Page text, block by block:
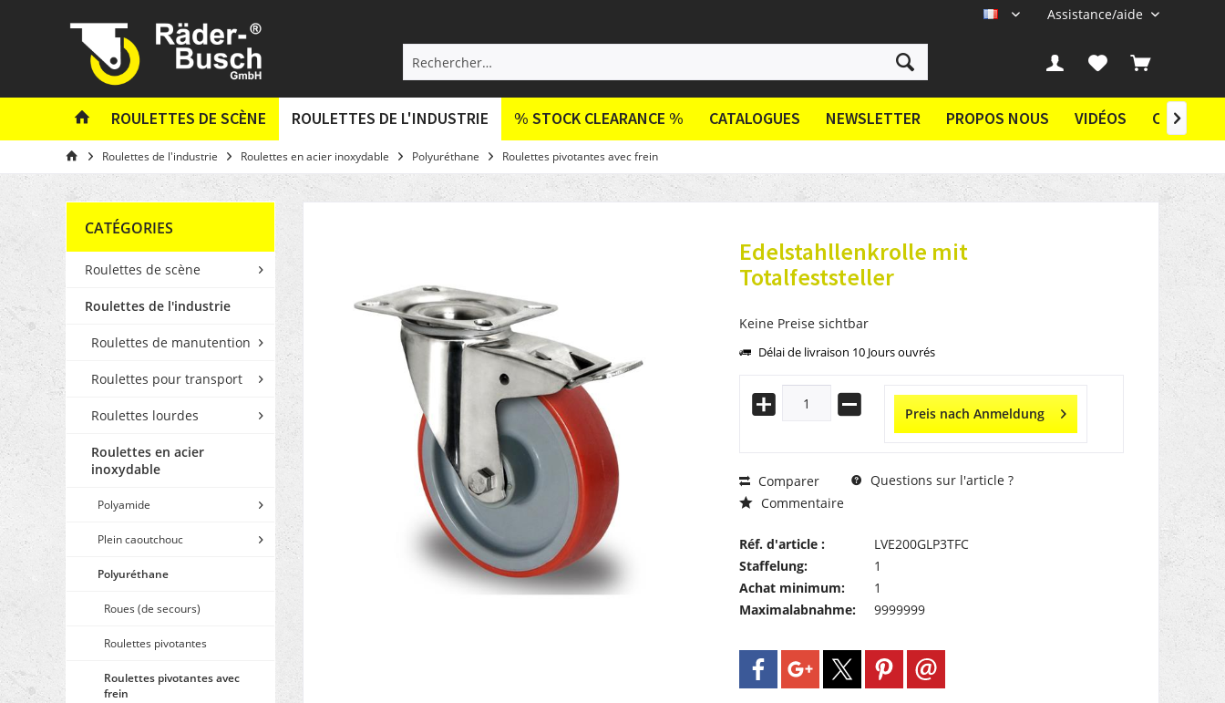
Assistance/aide
ROULETTES DE SCÈNE ROULETTES DE L'INDUSTRIE % STOCK CLEARANCE % CATALOGUES NEWSLETTER PROPOS NOUS VIDÉOS CONTACT

Roulettes de l'industrie Roulettes en acier inoxydable Polyuréthane Roulettes pivotantes avec frein
CATÉGORIES
Roulettes de scène
Roulettes de l'industrie
Roulettes de manutention
Roulettes pour transport
Roulettes lourdes
Roulettes en acier
inoxydable
Polyamide
Plein caoutchouc
Polyuréthane
Roues (de secours)
Roulettes pivotantes
Roulettes pivotantes avec
frein
Edelstahllenkrolle mit
Totalfeststeller
Keine Preise sichtbar
Délai de livraison 10 Jours ouvrés
Preis nach Anmeldung
Comparer
Questions sur l'article ?
Commentaire
Réf. d'article :
LVE200GLP3TFC
Staffelung:
1
Achat minimum:
1
Maximalabnahme:
9999999